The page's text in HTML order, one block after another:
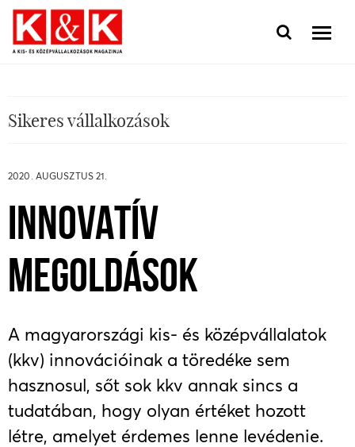
Sikeres vállalkozások
2020. AUGUSZTUS 21.
INNOVATÍV
MEGOLDÁSOK
A magyarországi kis- és középvállalatok
(kkv) innovációinak a töredéke sem
hasznosul, sőt sok kkv annak sincs a
tudatában, hogy olyan értéket hozott
létre, amelyet érdemes lenne levédenie.